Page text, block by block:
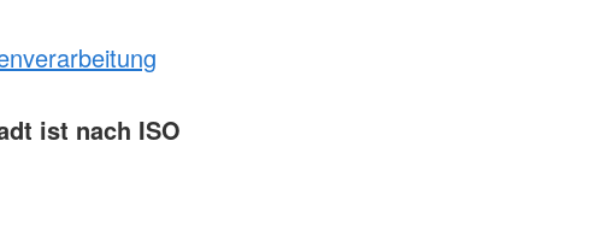
ist nach ISO